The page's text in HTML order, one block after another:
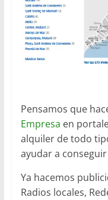
Pensamos que
Empresa en
alquiler de todo
ayudar a
Ya hacemos
Radios locales,